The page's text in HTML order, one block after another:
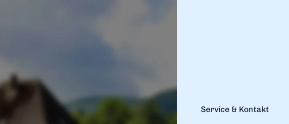
Service & Kontakt